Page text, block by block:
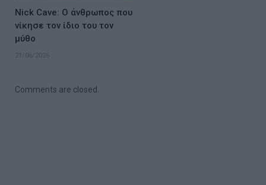
Nick Cave: Ο άνθρωπος που
νίκησε τον ίδιο του τον
μύθο
21/06/2026
Comments are closed.